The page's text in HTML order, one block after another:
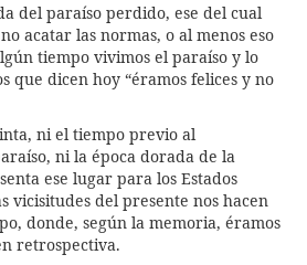
del paraíso perdido, ese del cual
acatar las normas, o al menos eso
tiempo vivimos el paraíso y lo
que dicen hoy “éramos felices y no
ni el tiempo previo al
ni la época dorada de la
ese lugar para los Estados
vicisitudes del presente nos hacen
donde, según la memoria, éramos
retrospectiva.